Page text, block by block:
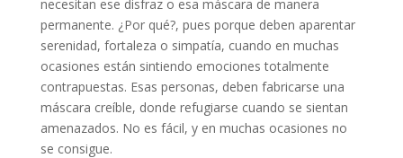
necesitan ese disfraz o esa máscara de manera
permanente. ¿Por qué?, pues porque deben aparentar
serenidad, fortaleza o simpatía, cuando en muchas
ocasiones están sintiendo emociones totalmente
contrapuestas. Esas personas, deben fabricarse una
máscara creíble, donde refugiarse cuando se sientan
amenazados. No es fácil, y en muchas ocasiones no
se consigue.